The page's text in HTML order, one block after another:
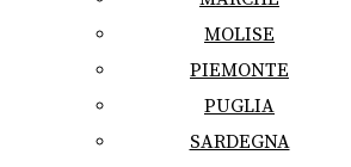
MOLISE
PIEMONTE
PUGLIA
SARDEGNA